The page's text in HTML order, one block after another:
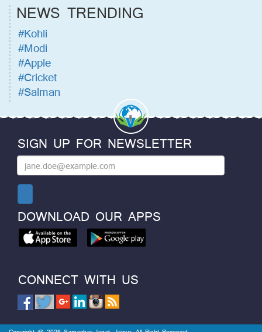
NEWS TRENDING
#Kohli
#Modi
#Apple
#Cricket
#Salman
SIGN UP FOR NEWSLETTER
DOWNLOAD OUR APPS
CONNECT WITH US